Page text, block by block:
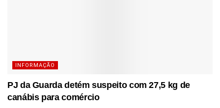
INFORMAÇÃO
PJ da Guarda detém suspeito com 27,5 kg de
canábis para comércio